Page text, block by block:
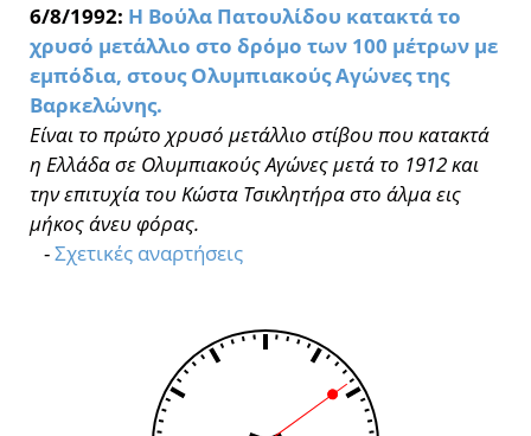
6/8/1992: Η Βούλα Πατουλίδου κατακτά το
χρυσό μετάλλιο στο δρόμο των 100 μέτρων με
εμπόδια, στους Ολυμπιακούς Αγώνες της
Βαρκελώνης.
Είναι το πρώτο χρυσό μετάλλιο στίβου που κατακτά
η Ελλάδα σε Ολυμπιακούς Αγώνες μετά το 1912 και
την επιτυχία του Κώστα Τσικλητήρα στο άλμα εις
μήκος άνευ φόρας.
-Σχετικές αναρτήσεις